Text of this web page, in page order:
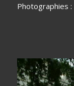
Photographies :